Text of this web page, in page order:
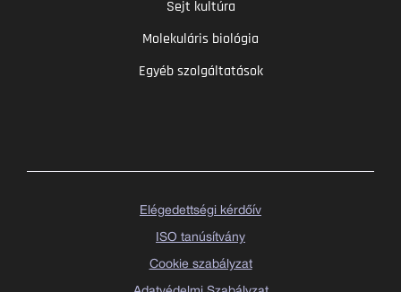
Sejt kultúra
Molekuláris biológia
Egyéb szolgáltatások
Elégedettségi kérdőív
ISO tanúsítvány
Cookie szabályzat